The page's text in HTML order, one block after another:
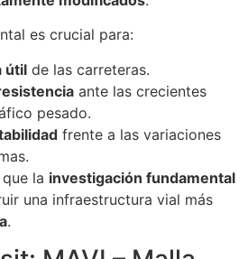
es crucial para:
útil de las carreteras.
ante las crecientes
pesado.
frente a las variaciones
la investigación fundamental
una infraestructura vial más
.